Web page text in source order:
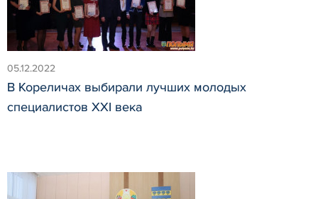
05.12.2022
В Кореличах выбирали лучших молодых
специалистов XXI века